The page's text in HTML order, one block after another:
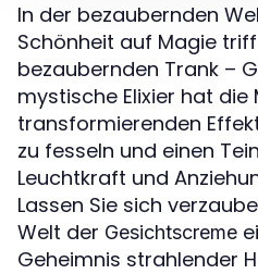
In der bezaubernden
Schönheit auf Magie
bezaubernden Trank –
mystische Elixier hat die
transformierenden
zu fesseln und einen
Leuchtkraft und
Lassen Sie sich
Welt der Gesichtscreme
Geheimnis strahlender